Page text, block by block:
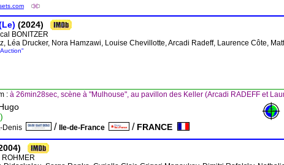
(2024)
BONITZER
Léa Drucker, Nora Hamzawi, Louise Chevillotte, Arcadi Radeff, Laurence Côte,
: à 26min28sec, scène à "Mulhouse", au pavillon des Keller (Arcadi RADEFF et
Denis / Ile-de-France / FRANCE
ROHMER